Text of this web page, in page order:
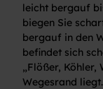
leicht bergauf
biegen Sie
bergauf in den
befindet sich
„Flößer, Köhler,
Wegesrand